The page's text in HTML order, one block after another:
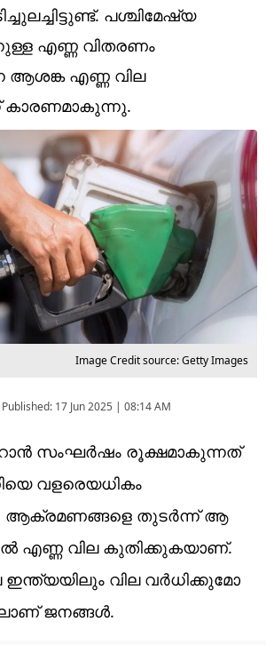
പശ്ചിമേഷ്യ
എണ്ണ വിതരണം
ആശങ്ക എണ്ണ വില
കാരണമാകുന്നു.
Image Credit source: Getty Images
Published: 17 Jun 2025 | 08:14 AM
സംഘർഷം രൂക്ഷമാകുന്നത്
വളരെയധികം
ആക്രമണങ്ങളെ തുടർന്ന് ആ​
എണ്ണ വില കുതിക്കുകയാണ്.
ഇന്ത്യയിലും വില വർധിക്കുമോ
ജനങ്ങൾ.